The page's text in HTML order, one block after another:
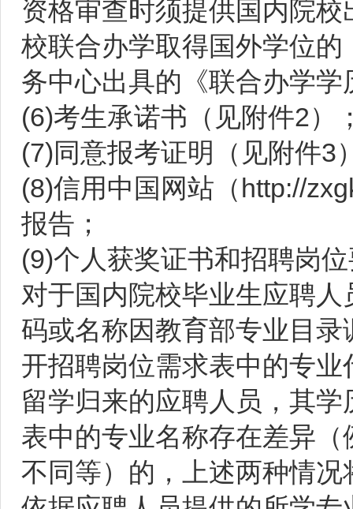
资格审查时须提供国内院
校联合办学取得国外学位
务中心出具的《联合办学
(6)考生承诺书（见附件2）
(7)同意报考证明（见附件3
(8)信用中国网站（http://
报告；
(9)个人获奖证书和招聘岗
对于国内院校毕业生应聘
码或名称因教育部专业目
开招聘岗位需求表中的专
留学归来的应聘人员，其
表中的专业名称存在差异
不同等）的，上述两种情